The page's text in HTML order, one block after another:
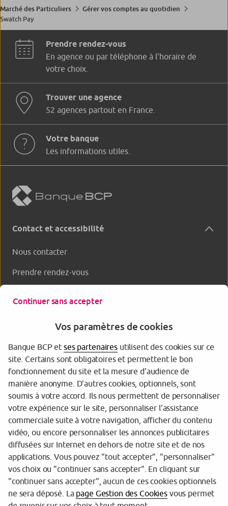
Marché des Particuliers
Gérer vos comptes au quotidien
Swatch Pay
Prendre rendez-vous
En agence ou par téléphone à l'horaire de
votre choix.
Trouver une agence
52 agences partout en France.
Votre banque
Les informations utiles.
Contact et accessibilité
Nous contacter
Prendre rendez-vous
Tarifs et informations réglementaires
Espace sécurité
Gestion des cookies
Protection de vos données personnelles
Continuer sans accepter
Vos paramètres de cookies
Banque BCP etses partenairesutilisent des cookies sur ce
site. Certains sont obligatoires et permettent le bon
fonctionnement du site et la mesure d'audience de
manière anonyme. D'autres cookies, optionnels, sont
soumis à votre accord. Ils nous permettent de personnaliser
votre expérience sur le site, personnaliser l'assistance
commerciale suite à votre navigation, afficher du contenu
vidéo, ou encore personnaliser les annonces publicitaires
diffusées sur Internet en dehors de notre site et de nos
applications. Vous pouvez "tout accepter", "personnaliser"
vos choix ou "continuer sans accepter". En cliquant sur
"continuer sans accepter", aucun de ces cookies optionnels
ne sera déposé. La page Gestion des Cookiesvous permet